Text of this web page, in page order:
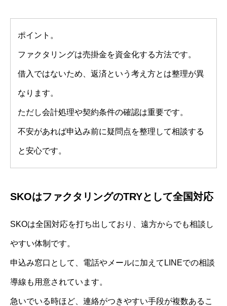
ポイント。
ファクタリングは売掛金を資金化する方法です。
借入ではないため、返済という考え方とは整理が異
なります。
ただし会計処理や契約条件の確認は重要です。
不安があれば申込み前に疑問点を整理して相談する
と安心です。
SKOはファクタリングのTRYとして全国対応
SKOは全国対応を打ち出しており、遠方からでも相談し
やすい体制です。
申込み窓口として、電話やメールに加えてLINEでの相談
導線も用意されています。
急いでいる時ほど、連絡がつきやすい手段が複数あるこ